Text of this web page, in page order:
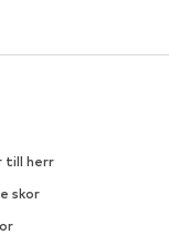
till herr
skor